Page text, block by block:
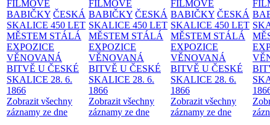
FILMOVÉ
BABIČKY ČESKÁ
SKALICE 450 LET
MĚSTEM STÁLÁ
EXPOZICE
VĚNOVANÁ
BITVĚ U ČESKÉ
SKALICE 28. 6.
1866
Zobrazit všechny
záznamy ze dne
FILMOVÉ
BABIČKY ČESKÁ
SKALICE 450 LET
MĚSTEM STÁLÁ
EXPOZICE
VĚNOVANÁ
BITVĚ U ČESKÉ
SKALICE 28. 6.
1866
Zobrazit všechny
záznamy ze dne
FILMOVÉ
BABIČKY ČESKÁ
SKALICE 450 LET
MĚSTEM STÁLÁ
EXPOZICE
VĚNOVANÁ
BITVĚ U ČESKÉ
SKALICE 28. 6.
1866
Zobrazit všechny
záznamy ze dne